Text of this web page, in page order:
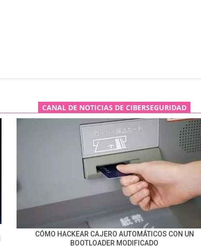
CANAL DE NOTICIAS DE CIBERSEGURIDAD
CÓMO HACKEAR CAJERO AUTOMÁTICOS CON UN
BOOTLOADER MODIFICADO